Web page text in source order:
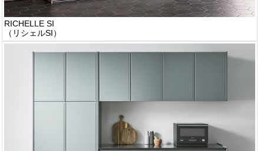
RICHELLE SI
（リシェルSI）